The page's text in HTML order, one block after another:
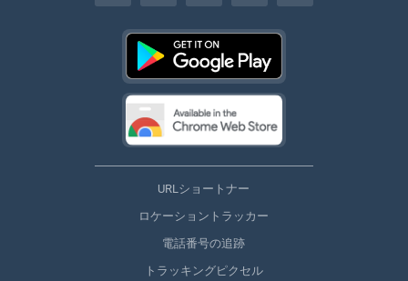
URLショートナー
ロケーショントラッカー
電話番号の追跡
トラッキングピクセル